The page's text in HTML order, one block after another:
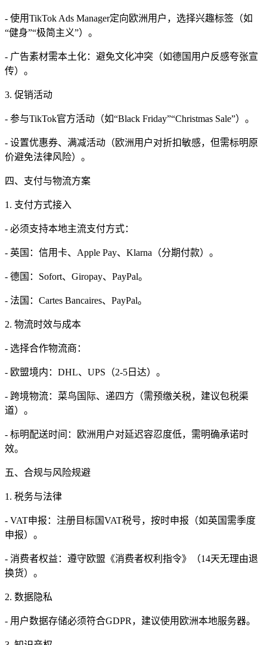
- 使用TikTok Ads Manager定向欧洲用户，选择兴趣标签（如
“健身”“极简主义”）。
- 广告素材需本土化：避免文化冲突（如德国用户反感夸张宣
传）。
3. 促销活动
- 参与TikTok官方活动（如“Black Friday”“Christmas Sale”）。
- 设置优惠券、满减活动（欧洲用户对折扣敏感，但需标明原
价避免法律风险）。
四、支付与物流方案
1. 支付方式接入
- 必须支持本地主流支付方式：
- 英国：信用卡、Apple Pay、Klarna（分期付款）。
- 德国：Sofort、Giropay、PayPal。
- 法国：Cartes Bancaires、PayPal。
2. 物流时效与成本
- 选择合作物流商：
- 欧盟境内：DHL、UPS（2-5日达）。
- 跨境物流：菜鸟国际、递四方（需预缴关税，建议包税渠
道）。
- 标明配送时间：欧洲用户对延迟容忍度低，需明确承诺时
效。
五、合规与风险规避
1. 税务与法律
- VAT申报：注册目标国VAT税号，按时申报（如英国需季度
申报）。
- 消费者权益：遵守欧盟《消费者权利指令》（14天无理由退
换货）。
2. 数据隐私
- 用户数据存储必须符合GDPR，建议使用欧洲本地服务器。